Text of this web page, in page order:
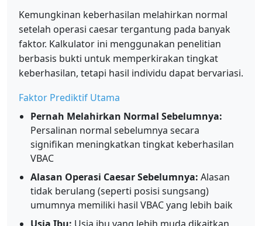
Kemungkinan keberhasilan melahirkan normal
setelah operasi caesar tergantung pada banyak
faktor. Kalkulator ini menggunakan penelitian
berbasis bukti untuk memperkirakan tingkat
keberhasilan, tetapi hasil individu dapat bervariasi.
Faktor Prediktif Utama
Pernah Melahirkan Normal Sebelumnya:
Persalinan normal sebelumnya secara
signifikan meningkatkan tingkat keberhasilan
VBAC
Alasan Operasi Caesar Sebelumnya: Alasan
tidak berulang (seperti posisi sungsang)
umumnya memiliki hasil VBAC yang lebih baik